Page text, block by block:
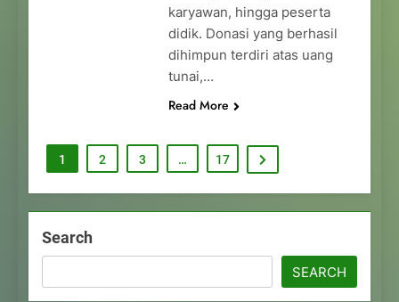
karyawan, hingga peserta
didik. Donasi yang berhasil
dihimpun terdiri atas uang
tunai,…
Read More
1 2 3 … 17
Search
SEARCH